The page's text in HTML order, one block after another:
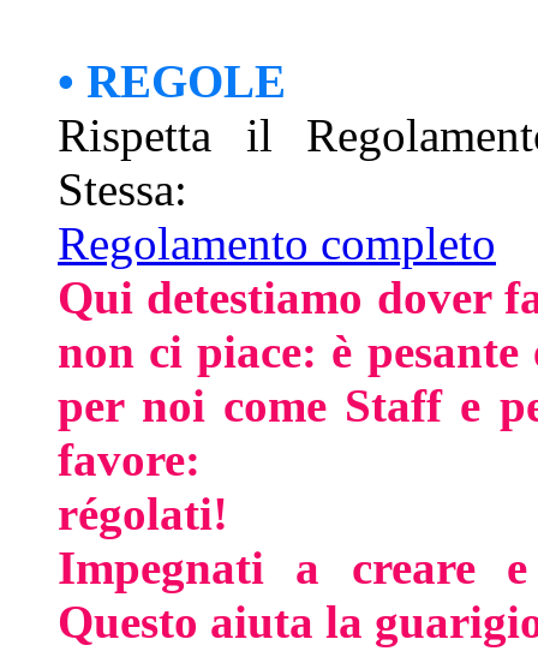
• REGOLE
Rispetta il
Stessa:
Regolamento completo
Qui detestiamo dover
non ci piace: è
per noi come Staff e
favore:
régolati!
Impegnati a creare
Questo aiuta la